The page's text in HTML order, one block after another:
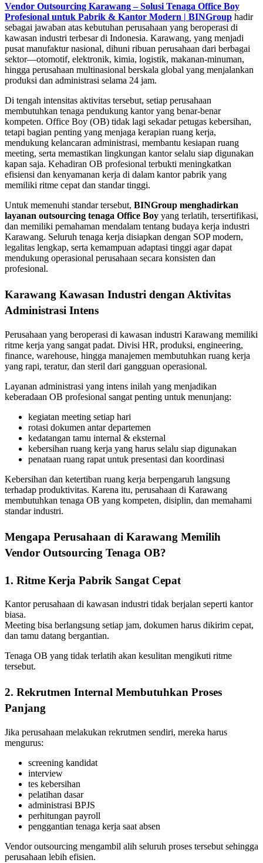
Vendor Outsourcing Karawang – Solusi Tenaga Office Boy
Profesional untuk Pabrik & Kantor Modern | BINGroup hadir
sebagai jawaban atas kebutuhan perusahaan yang beroperasi di
kawasan industri terbesar di Indonesia. Karawang, yang menjadi
pusat manufaktur nasional, dihuni ribuan perusahaan dari berbagai
sektor—otomotif, elektronik, kimia, logistik, makanan-minuman,
hingga perusahaan multinasional berskala global yang menjalankan
produksi dan administrasi selama 24 jam.
Di tengah intensitas aktivitas tersebut, setiap perusahaan
membutuhkan tenaga pendukung kantor yang benar-benar
kompeten. Office Boy (OB) tidak lagi sekadar petugas kebersihan,
tetapi bagian penting yang menjaga kerapian ruang kerja,
mendukung kelancaran administrasi, membantu kesiapan ruang
meeting, serta memastikan lingkungan kantor selalu siap digunakan
kapan saja. Kehadiran OB profesional terbukti meningkatkan
efisiensi dan kenyamanan kerja di dalam kantor pabrik yang
memiliki ritme cepat dan standar tinggi.
Untuk memenuhi standar tersebut, BINGroup menghadirkan
layanan outsourcing tenaga Office Boy yang terlatih, tersertifikasi,
dan memiliki pemahaman mendalam tentang budaya kerja industri
Karawang. Seluruh tenaga kerja disiapkan dengan SOP modern,
legalitas lengkap, serta kemampuan adaptasi tinggi agar dapat
mendukung operasional perusahaan secara konsisten dan
profesional.
Karawang Kawasan Industri dengan Aktivitas
Administrasi Intens
Perusahaan yang beroperasi di kawasan industri Karawang memiliki
ritme kerja yang sangat padat. Divisi HR, produksi, engineering,
finance, warehouse, hingga manajemen membutuhkan ruang kerja
yang rapi, teratur, dan steril dari gangguan operasional.
Layanan administrasi yang intens inilah yang menjadikan
keberadaan OB profesional sangat penting untuk menunjang:
kegiatan meeting setiap hari
rotasi dokumen antar departemen
kedatangan tamu internal & eksternal
kebersihan ruang kerja yang harus selalu siap digunakan
penataan ruang rapat untuk presentasi dan koordinasi
Kebersihan dan ketertiban ruang kerja berpengaruh langsung
terhadap produktivitas. Karena itu, perusahaan di Karawang
membutuhkan tenaga OB yang kompeten, disiplin, dan memahami
standar industri.
Mengapa Perusahaan di Karawang Memilih
Vendor Outsourcing Tenaga OB?
1. Ritme Kerja Pabrik Sangat Cepat
Kantor perusahaan di kawasan industri tidak berjalan seperti kantor
biasa.
Meeting bisa berlangsung setiap jam, dokumen harus dikirim cepat,
dan tamu datang bergantian.
Tenaga OB yang tidak terlatih akan kesulitan mengikuti ritme
tersebut.
2. Rekrutmen Internal Membutuhkan Proses
Panjang
Jika perusahaan melakukan rekrutmen sendiri, mereka harus
mengurus:
screening kandidat
interview
tes kebersihan
pelatihan dasar
administrasi BPJS
perhitungan payroll
penggantian tenaga kerja saat absen
Vendor outsourcing mengambil alih seluruh proses tersebut sehingga
perusahaan lebih efisien.